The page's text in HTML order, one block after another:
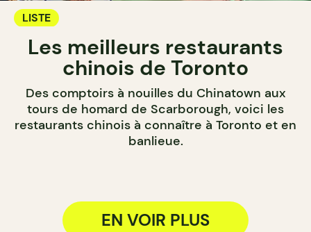
LISTE
Les meilleurs restaurants
chinois de Toronto
Des comptoirs à nouilles du Chinatown aux
tours de homard de Scarborough, voici les
restaurants chinois à connaître à Toronto et en
banlieue.
EN VOIR PLUS